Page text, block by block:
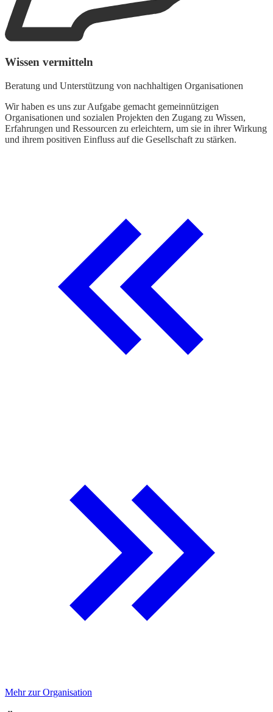
Wissen vermitteln
Beratung und Unterstützung von nachhaltigen Organisationen
Wir haben es uns zur Aufgabe gemacht gemeinnützigen
Organisationen und sozialen Projekten den Zugang zu Wissen,
Erfahrungen und Ressourcen zu erleichtern, um sie in ihrer Wirkung
und ihrem positiven Einfluss auf die Gesellschaft zu stärken.
Mehr zur Organisation